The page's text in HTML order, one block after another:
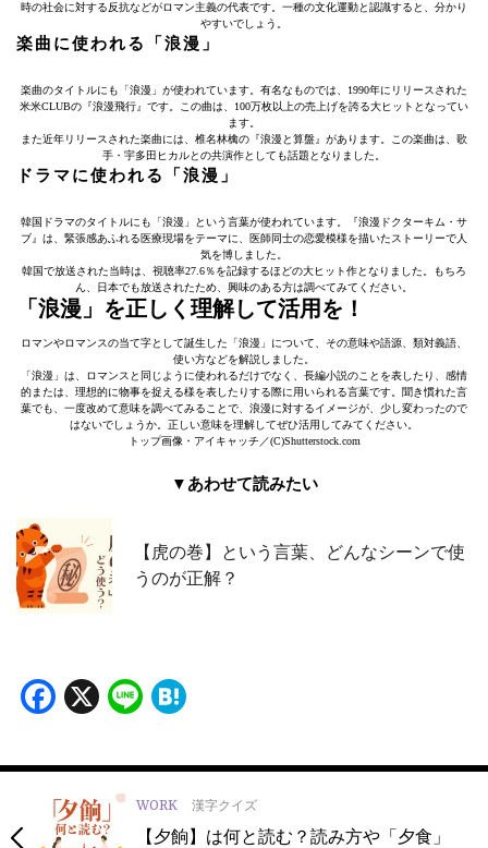
時の社会に対する反抗などがロマン主義の代表です。一種の文化運動と認識すると、分かり
やすいでしょう。
楽曲に使われる「浪漫」
楽曲のタイトルにも「浪漫」が使われています。有名なものでは、1990年にリリースされた
米米CLUBの『浪漫飛行』です。この曲は、100万枚以上の売上げを誇る大ヒットとなってい
ます。
また近年リリースされた楽曲には、椎名林檎の『浪漫と算盤』があります。この楽曲は、歌
手・宇多田ヒカルとの共演作としても話題となりました。
ドラマに使われる「浪漫」
韓国ドラマのタイトルにも「浪漫」という言葉が使われています。『浪漫ドクターキム・サ
ブ』は、緊張感あふれる医療現場をテーマに、医師同士の恋愛模様を描いたストーリーで人
気を博しました。
韓国で放送された当時は、視聴率27.6％を記録するほどの大ヒット作となりました。もちろ
ん、日本でも放送されたため、興味のある方は調べてみてください。
「浪漫」を正しく理解して活用を！
ロマンやロマンスの当て字として誕生した「浪漫」について、その意味や語源、類対義語、
使い方などを解説しました。
「浪漫」は、ロマンスと同じように使われるだけでなく、長編小説のことを表したり、感情
的または、理想的に物事を捉える様を表したりする際に用いられる言葉です。聞き慣れた言
葉でも、一度改めて意味を調べてみることで、浪漫に対するイメージが、少し変わったので
はないでしょうか。正しい意味を理解してぜひ活用してみてください。
トップ画像・アイキャッチ／(C)Shutterstock.com
▼あわせて読みたい
【虎の巻】という言葉、どんなシーンで使
うのが正解？
Facebook
X Line
WORK 漢字クイズ
【夕餉】は何と読む？読み方や「夕食」